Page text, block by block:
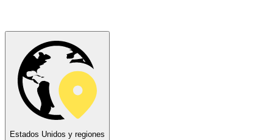
Estados Unidos y regiones